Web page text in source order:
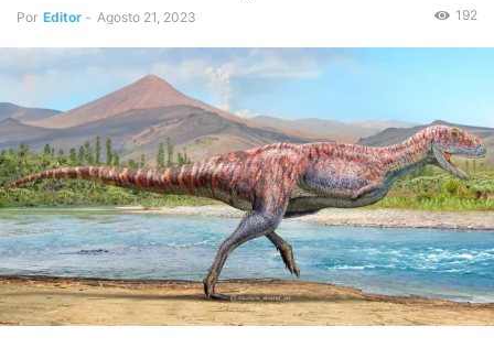
Por Editor - Agosto 21, 2023 192